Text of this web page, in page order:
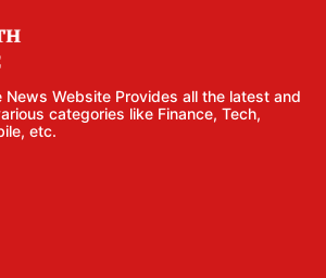
News Website Provides all the latest and
categories like Finance, Tech,
etc.